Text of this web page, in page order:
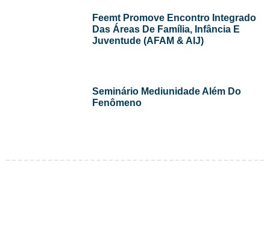
Feemt Promove Encontro Integrado
Das Áreas De Família, Infância E
Juventude (AFAM & AIJ)
Seminário Mediunidade Além Do
Fenômeno